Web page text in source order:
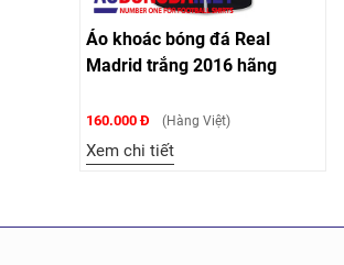
Áo khoác bóng đá Real
Madrid trắng 2016 hãng
160.000 Đ (Hàng Việt)
Xem chi tiết